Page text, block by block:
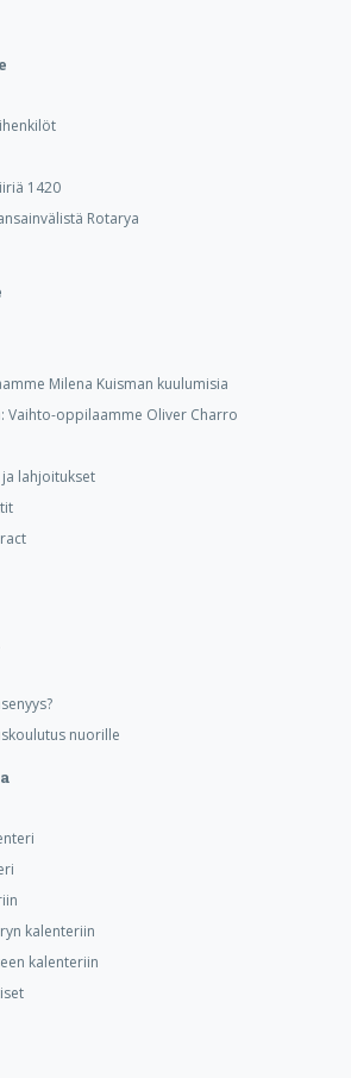
1420
Rotarya
Milena Kuisman kuulumisia
Vaihto-oppilaamme Oliver Charro
lahjoitukset
nuorille
kalenteriin
kalenteriin